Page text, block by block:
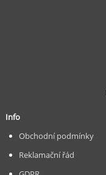
Info
Obchodní podmínky
Reklamační řád